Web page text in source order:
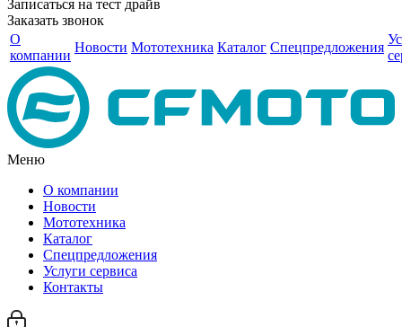
Записаться на тест драйв
Заказать звонок
О
компании
Новости Мототехника Каталог Спецпредложения
Меню
О компании
Новости
Мототехника
Каталог
Спецпредложения
Услуги сервиса
Контакты